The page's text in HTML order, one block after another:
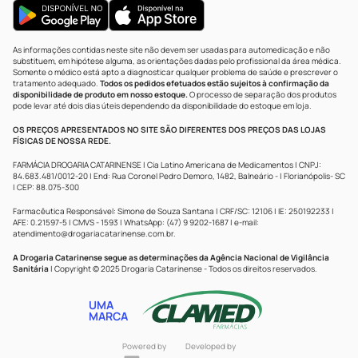
As informações contidas neste site não devem ser usadas para automedicação e não
substituem, em hipótese alguma, as orientações dadas pelo profissional da área médica.
Somente o médico está apto a diagnosticar qualquer problema de saúde e prescrever o
tratamento adequado. Todos os pedidos efetuados estão sujeitos à confirmação da
disponibilidade de produto em nosso estoque.O processo de separação dos produtos
pode levar até dois dias úteis dependendo da disponibilidade do estoque em loja.
OS PREÇOS APRESENTADOS NO SITE SÃO DIFERENTES DOS PREÇOS DAS LOJAS
FÍSICAS DE NOSSA REDE.
FARMÁCIA DROGARIA CATARINENSE | Cia Latino Americana de Medicamentos | CNPJ:
84.683.481/0012-20 | End: Rua Coronel Pedro Demoro, 1482, Balneário - | Florianópolis- SC
| CEP: 88.075-300
Farmacêutica Responsável: Simone de Souza Santana | CRF/SC: 12106 | IE: 250192233 |
AFE: 0.21597-5 | CMVS - 1593 | WhatsApp: (47) 9 9202-1687 | e-mail:
atendimento@drogariacatarinense.com.br.
A Drogaria Catarinense segue as determinações da Agência Nacional de Vigilância
Sanitária | Copyright © 2025 Drogaria Catarinense - Todos os direitos reservados.
UMA
MARCA
Powered by Developed by